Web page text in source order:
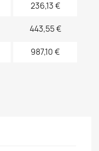
236,13 €
443,55 €
987,10 €